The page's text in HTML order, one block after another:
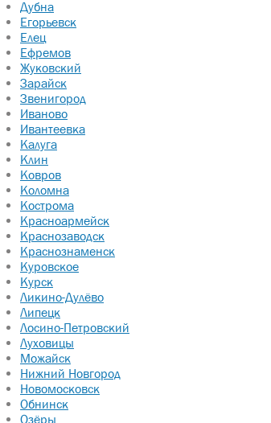
Дубна
Егорьевск
Елец
Ефремов
Жуковский
Зарайск
Звенигород
Иваново
Ивантеевка
Калуга
Клин
Ковров
Коломна
Кострома
Красноармейск
Краснозаводск
Краснознаменск
Куровское
Курск
Ликино-Дулёво
Липецк
Лосино-Петровский
Луховицы
Можайск
Нижний Новгород
Новомосковск
Обнинск
Озёры